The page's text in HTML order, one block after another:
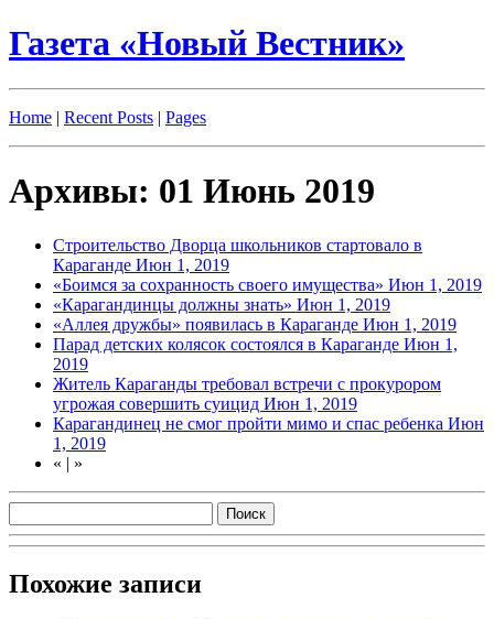
Газета «Новый Вестник»
Home | Recent Posts | Pages
Архивы: 01 Июнь 2019
Строительство Дворца школьников стартовало в
Караганде Июн 1, 2019
«Боимся за сохранность своего имущества» Июн 1, 2019
«Карагандинцы должны знать» Июн 1, 2019
«Аллея дружбы» появилась в Караганде Июн 1, 2019
Парад детских колясок состоялся в Караганде Июн 1,
2019
Житель Караганды требовал встречи с прокурором
угрожая совершить суицид Июн 1, 2019
Карагандинец не смог пройти мимо и спас ребенка Июн
1, 2019
« | »
Похожие записи